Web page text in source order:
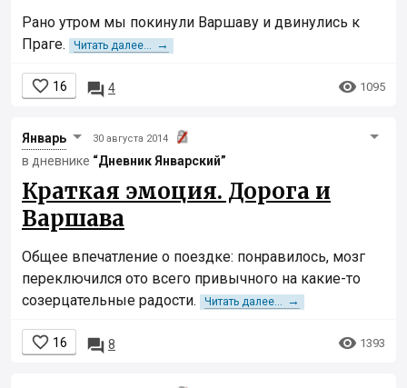
Рано утром мы покинули Варшаву и двинулись к
Праге.
Читать далее... →
 16  4  1095
Январь 30 августа 2014
в дневнике “Дневник Январcкий”
Краткая эмоция. Дорога и
Варшава
Общее впечатление о поездке: понравилось, мозг
переключился ото всего привычного на какие-то
созерцательные радости.
Читать далее... →
 16  8  1393